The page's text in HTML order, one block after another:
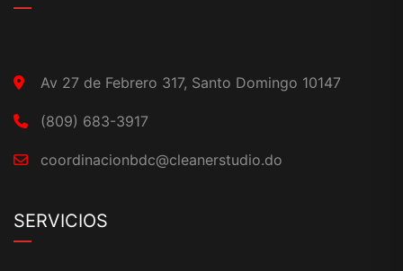
Av 27 de Febrero 317, Santo Domingo 10147
(809) 683-3917
coordinacionbdc@cleanerstudio.do
SERVICIOS